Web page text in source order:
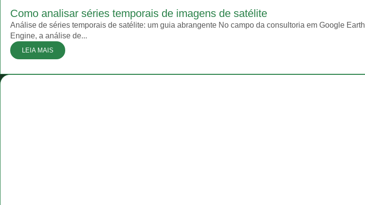
Como analisar séries temporais de imagens de satélite
Análise de séries temporais de satélite: um guia abrangente No campo da consultoria em Google Earth
Engine, a análise de...
LEIA MAIS